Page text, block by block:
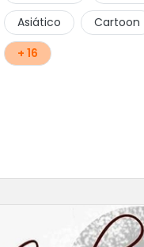
Asiático
Cartoon
+ 16